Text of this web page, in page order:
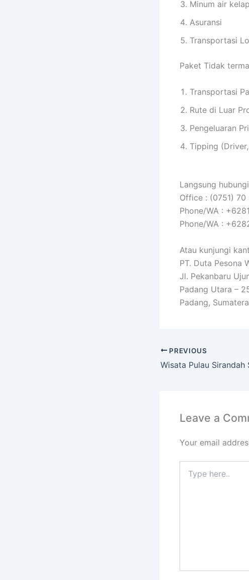
Minum air
Asuransi
Transportasi
Paket Tidak
Transportasi
Rute di Luar
Pengeluaran
Tipping
Langsung
Office : (0751) 70
Phone/WA :
Phone/WA :
Atau kunjungi
PT. Duta Pesona
Jl. Pekanbaru
Padang Utara –
Padang,
PREVIOUS
Leave a
Your email
here..